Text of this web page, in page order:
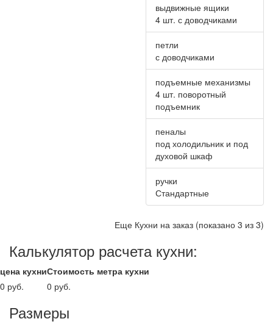
выдвижные ящики
4 шт. с доводчиками
петли
с доводчиками
подъемные механизмы
4 шт. поворотный
подъемник
пеналы
под холодильник и под
духовой шкаф
ручки
Стандартные
Еще Кухни на заказ (показано 3 из 3)
Калькулятор расчета кухни:
цена кухни
0 руб.
Стоимость метра кухни
0 руб.
Размеры